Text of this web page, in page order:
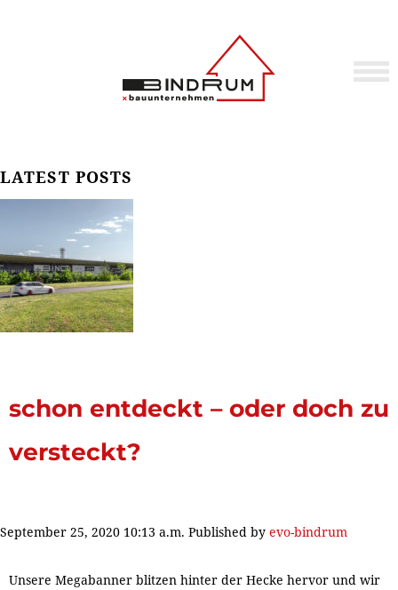
LATEST POSTS
schon entdeckt – oder doch zu
versteckt?
September 25, 2020 10:13 a.m. Published by evo-bindrum
Unsere Megabanner blitzen hinter der Hecke hervor und wir